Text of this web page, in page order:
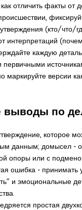
отличить факты от
(кто/что/
интерпретаций
каждую
маркируйте версии
выводы по
которое
данным; домысел -
опоры или с
ошибка - принимать
и эмоциональные
простая